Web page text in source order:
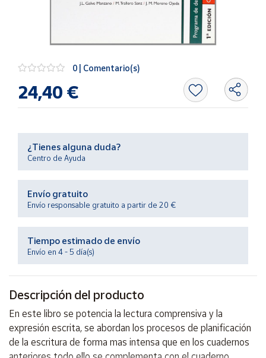
novedades
Market
Productos
Solidarios
Ayuda
Centro
de ayuda
Contacto
Vendedores
Mapa de
vendedores
Hazte
vendedor
Área
vendedor
0 | Comentario(s)
24,40 €
¿Tienes alguna duda?
Centro de Ayuda
Envío gratuito
Envío responsable gratuito a partir de 20 €
Tiempo estimado de envío
Envío en 4 - 5 día(s)
Descripción del producto
En este libro se potencia la lectura comprensiva y la
expresión escrita, se abordan los procesos de planificación
de la escritura de forma mas intensa que en los cuadernos